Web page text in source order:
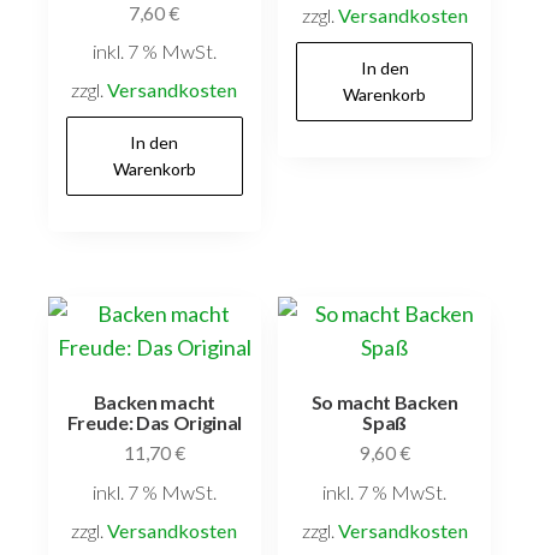
7,60€
inkl. 7 % MwSt.
zzgl.Versandkosten
In den
Warenkorb
zzgl. Versandkosten
In den
Warenkorb
Backen macht
Freude: Das Original
11,70€
inkl. 7 % MwSt.
zzgl.Versandkosten
So macht Backen
Spaß
9,60€
inkl. 7 % MwSt.
zzgl. Versandkosten